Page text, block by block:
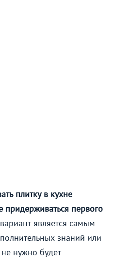
плитку в кухне
придерживаться первого
является самым
знаний или
нужно будет